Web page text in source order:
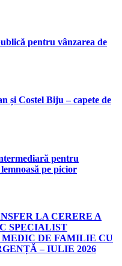
pentru vânzarea de
și Costel Biju – capete de
pentru
pe picior
LA CERERE A
SPECIALIST
DE FAMILIE CU
– IULIE 2026